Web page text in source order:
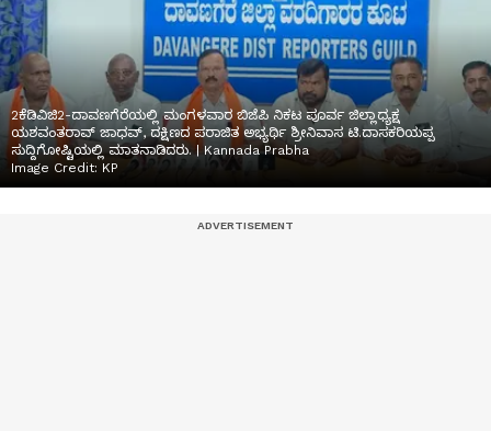
2ಕೆಡಿವಿಜಿ2-ದಾವಣಗೆರೆಯಲ್ಲಿ ಮಂಗಳವಾರ ಬಿಜೆಪಿ ನಿಕಟ ಪೂರ್ವ ಜಿಲ್ಲಾಧ್ಯಕ್ಷ
ಯಶವಂತರಾವ್ ಜಾಧವ್, ದಕ್ಷಿಣದ ಪರಾಜಿತ ಅಭ್ಯರ್ಥಿ ಶ್ರೀನಿವಾಸ ಟಿ.ದಾಸಕರಿಯಪ್ಪ
ಸುದ್ದಿಗೋಷ್ಟಿಯಲ್ಲಿ ಮಾತನಾಡಿದರು. | Kannada Prabha
Image Credit: KP